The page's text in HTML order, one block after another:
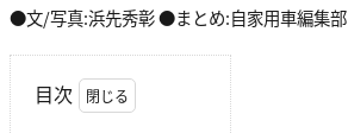
●文/写真:浜先秀彰 ●まとめ:自家用車編集部
目次